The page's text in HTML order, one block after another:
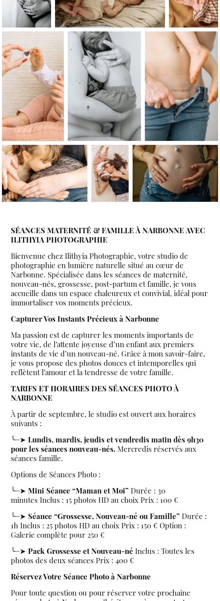
SÉANCES MATERNITÉ & FAMILLE À NARBONNE AVEC
ILITHYIA PHOTOGRAPHIE
Bienvenue chez Ilithyia Photographie, votre studio de
photographie en lumière naturelle situé au cœur de
Narbonne. Spécialisée dans les séances de maternité,
nouveau-nés, grossesse, post-partum et famille, je vous
accueille dans un espace chaleureux et convivial, idéal pour
immortaliser vos moments précieux.
Capturer Vos Instants Précieux à Narbonne
Ma passion est de capturer les moments importants de
votre vie, de l’attente joyeuse d’un enfant aux premiers
instants de vie d’un nouveau-né. Grâce à mon savoir-faire,
je vous propose des photos douces et intemporelles qui
reflètent l’amour et la tendresse de votre famille.
TARIFS ET HORAIRES DES SÉANCES PHOTO À
NARBONNE
À partir de septembre, le studio est ouvert aux horaires
suivants :
╰┈➤Lundis, mardis, jeudis et vendredis matin dès 9h30
pour les séances nouveau-nés.Mercredis réservés aux
séances famille.
Options de Séances Photo :
╰┈➤Mini Séance “Maman et Moi”Durée : 30
minutes Inclus : 15 photos HD au choix Prix : 100 €
╰┈➤Séance “Grossesse, Nouveau-né ou Famille”Durée :
1h Inclus : 25 photos HD au choix Prix : 150 € Option :
Galerie complète pour 250 €
╰┈➤​​​​​​​Pack Grossesse et Nouveau-né Inclus : Toutes les
photos des deux séances Prix : 400 €
Réservez Votre Séance Photo à Narbonne
Pour toute question ou pour réserver votre prochaine